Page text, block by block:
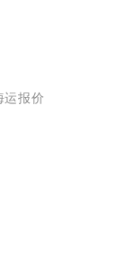
报价